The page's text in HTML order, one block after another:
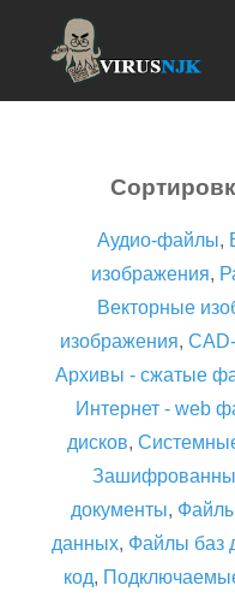
Аудио-файлы,
изображения,
Векторные
изображения,
Архивы - сжатые
Интернет - web
дисков,
документы,
данных, Файлы баз
код,